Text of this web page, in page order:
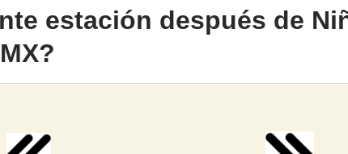
estación después de